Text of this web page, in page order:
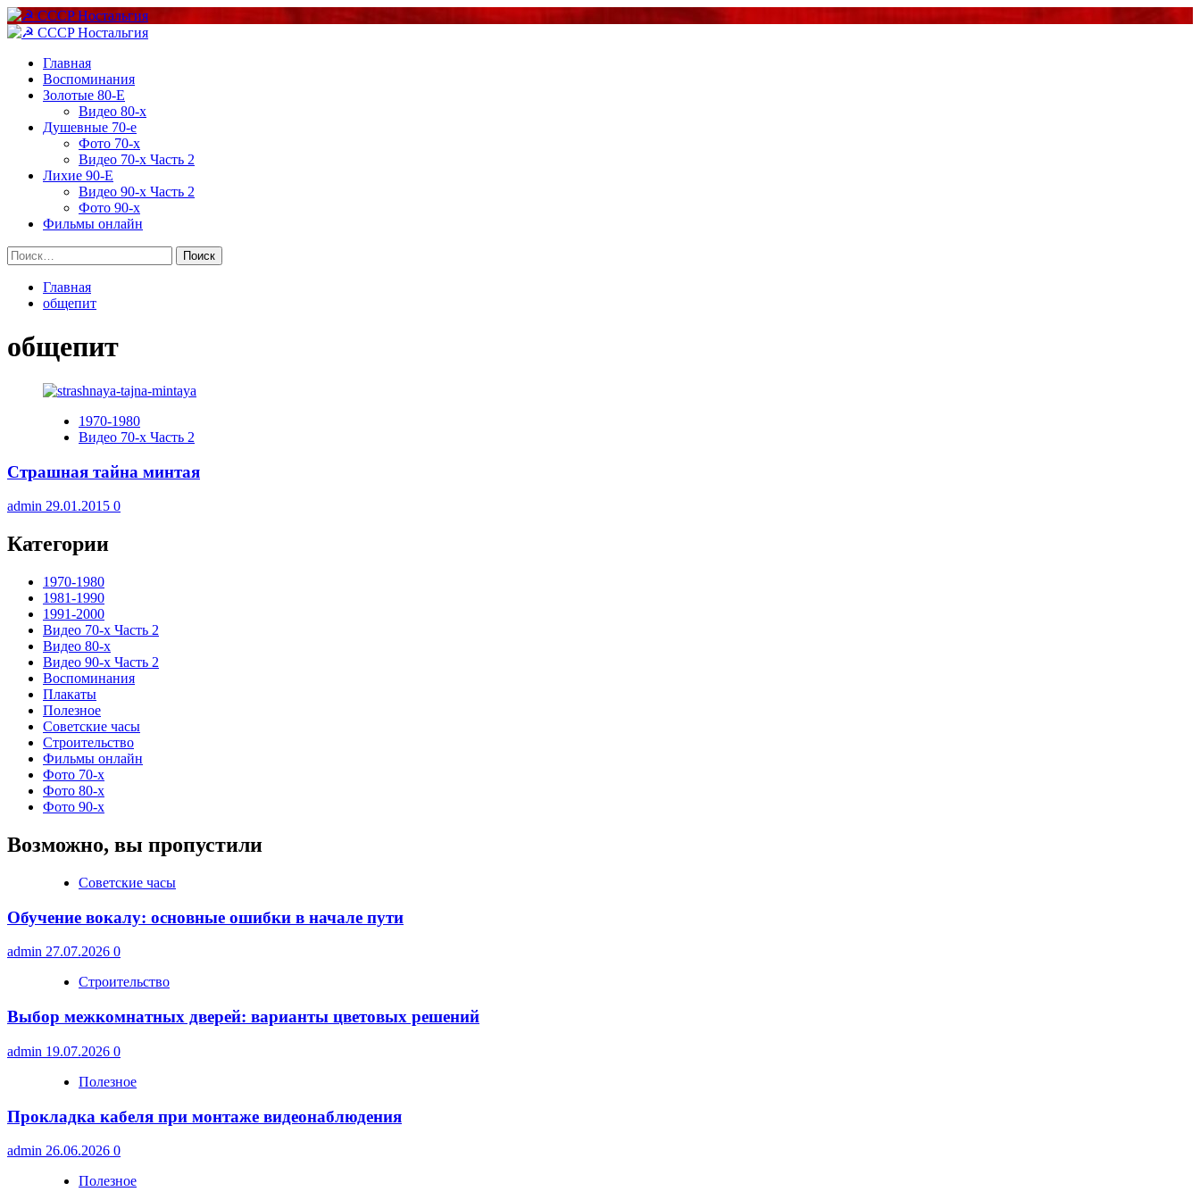
Перейти
к
Основное
Главная
Воспоминания
Золотые 80-Е
Видео 80-х
Душевные 70-е
Фото 70-х
Видео 70-х Часть 2
Лихие 90-Е
Видео 90-х Часть 2
Фото 90-х
Фильмы онлайн
Найти:
Главная
общепит
общепит
1970-1980
Видео 70-х Часть 2
Страшная тайна минтая
admin 29.01.2015 0
Категории
1970-1980
1981-1990
1991-2000
Видео 70-х Часть 2
Видео 80-х
Видео 90-х Часть 2
Воспоминания
Плакаты
Полезное
Советские часы
Строительство
Фильмы онлайн
Фото 70-х
Фото 80-х
Фото 90-х
Возможно, вы пропустили
Советские часы
Обучение вокалу: основные ошибки в начале пути
admin 27.07.2026 0
Строительство
Выбор межкомнатных дверей: варианты цветовых решений
admin 19.07.2026 0
Полезное
Прокладка кабеля при монтаже видеонаблюдения
admin 26.06.2026 0
Полезное